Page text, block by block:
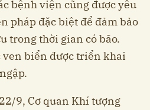
bệnh viện cũng được yêu
pháp đặc biệt để đảm bảo
trong thời gian có bão.
ven biển được triển khai
9, Cơ quan Khí tượng